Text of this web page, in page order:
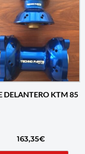
BUJE DELANTERO KTM 85
163,35€